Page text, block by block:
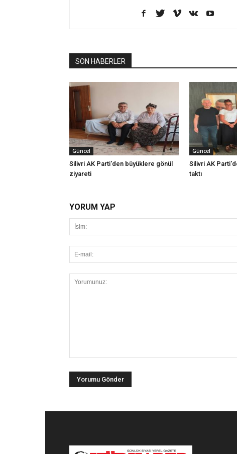
SON HABERLER
Güncel
Silivri AK Parti'den büyüklere gönül
ziyareti
Güncel
Silivri AK
taktı
YORUM YAP